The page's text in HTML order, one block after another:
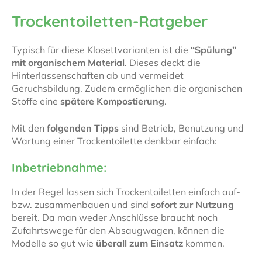
Trockentoiletten-Ratgeber
Typisch für diese Klosettvarianten ist die “Spülung”
mit organischem Material. Dieses deckt die
Hinterlassenschaften ab und vermeidet
Geruchsbildung. Zudem ermöglichen die organischen
Stoffe eine spätere Kompostierung.
Mit den folgenden Tipps sind Betrieb, Benutzung und
Wartung einer Trockentoilette denkbar einfach:
Inbetriebnahme:
In der Regel lassen sich Trockentoiletten einfach auf-
bzw. zusammenbauen und sind sofort zur Nutzung
bereit. Da man weder Anschlüsse braucht noch
Zufahrtswege für den Absaugwagen, können die
Modelle so gut wie überall zum Einsatz kommen.